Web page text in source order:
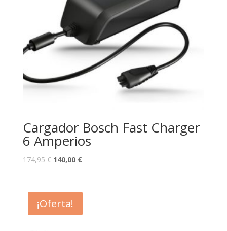
Cargador Bosch Fast Charger
6 Amperios
174,95€ 140,00 €
¡Oferta!